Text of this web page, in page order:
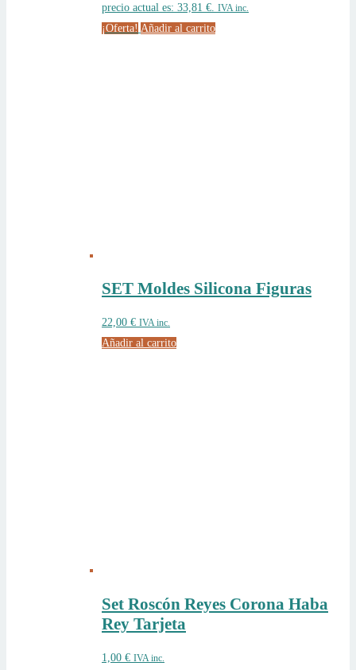
precio actual es: 33,81 €.
IVA inc.
¡Oferta! Añadir al carrito
SET Moldes Silicona Figuras
22,00 € IVA inc.
Añadir al carrito
Set Roscón Reyes Corona Haba
Rey Tarjeta
1,00 € IVA inc.